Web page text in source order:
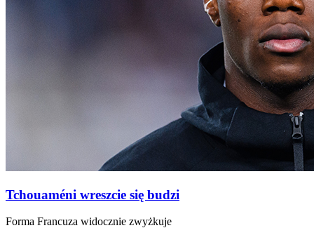
Tchouaméni wreszcie się budzi
Forma Francuza widocznie zwyżkuje